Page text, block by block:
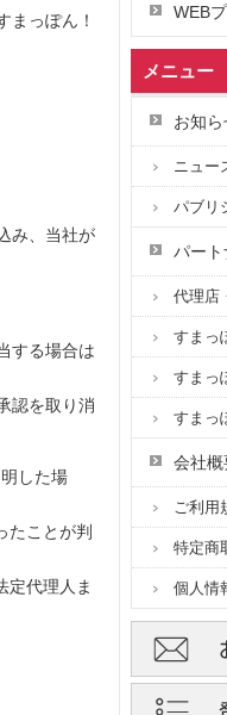
まっぽん！
み、当社が
する場合は
認を取り消
した場
たことが判
定代理人ま
WEB
メニュー
お知ら
ニュー
パブリ
パート
代理店
すまっ
すまっ
すまっ
会社概
ご利用
特定商
個人情